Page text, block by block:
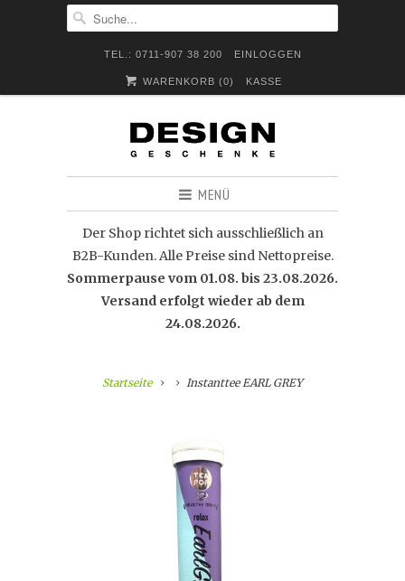
TEL.: 0711-907 38 200 EINLOGGEN
WARENKORB (0) KASSE
MENÜ
Der Shop richtet sich ausschließlich an
B2B-Kunden. Alle Preise sind Nettopreise.
Sommerpause vom 01.08. bis 23.08.2026.
Versand erfolgt wieder ab dem
24.08.2026.
Startseite Instanttee EARL GREY